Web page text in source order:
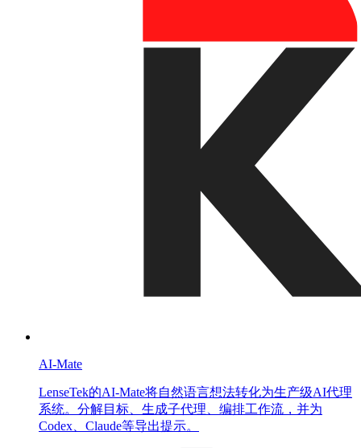
AI-Mate
LenseTek的AI-Mate将自然语言想法转化为生产级AI代理
系统。分解目标、生成子代理、编排工作流，并为
Codex、Claude等导出提示。